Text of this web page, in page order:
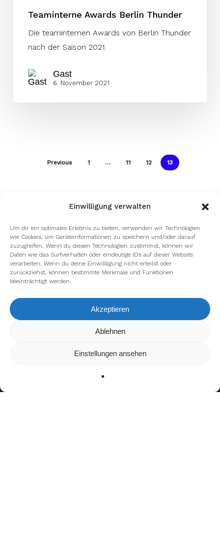
Einwilligung verwalten
Um dir ein optimales Erlebnis zu bieten, verwenden wir Technologien
wie Cookies, um Geräteinformationen zu speichern und/oder darauf
zuzugreifen. Wenn du diesen Technologien zustimmst, können wir
Daten wie das Surfverhalten oder eindeutige IDs auf dieser Website
verarbeiten. Wenn du deine Einwillligung nicht erteilst oder
zurückziehst, können bestimmte Merkmale und Funktionen
beeinträchtigt werden.
Akzeptieren
Ablehnen
Einstellungen ansehen
Teaminterne Awards Berlin Thunder
Die teaminternen Awards von Berlin Thunder
nach der Saison 2021.
Gast
6. November 2021
Previous 1 … 11 12 13
Wir verwenden Cookies, um dir die bestmögliche Erfahrung auf
kannst du erfahren, welche Cookies wir
verwenden oder sie ausschalten.